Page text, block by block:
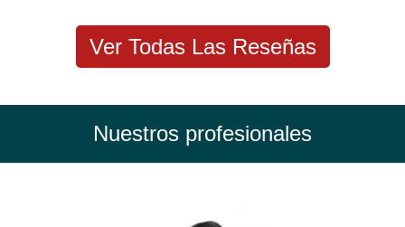
Ver Todas Las Reseñas
Nuestros profesionales